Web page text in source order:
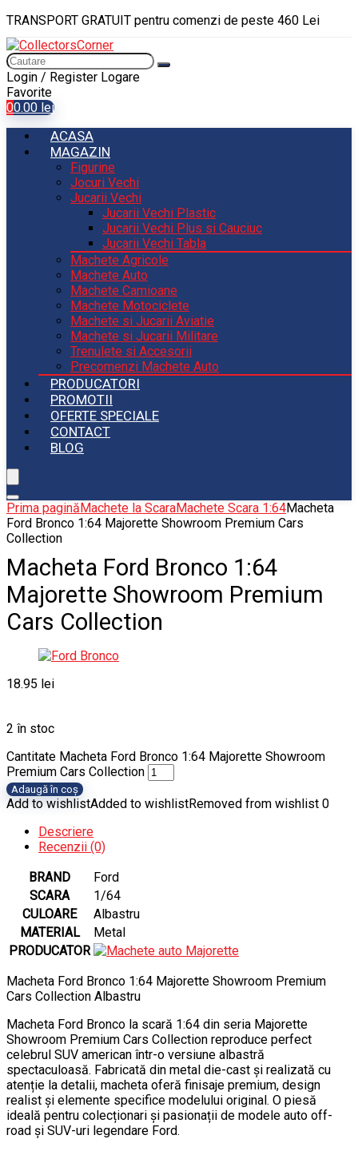
TRANSPORT GRATUIT pentru comenzi de peste 460 Lei
Login / Register Logare
Favorite
00.00 lei
ACASA
MAGAZIN
Figurine
Jocuri Vechi
Jucarii Vechi
Jucarii Vechi Plastic
Jucarii Vechi Plus si Cauciuc
Jucarii Vechi Tabla
Machete Agricole
Machete Auto
Machete Camioane
Machete Motociclete
Machete si Jucarii Aviatie
Machete si Jucarii Militare
Trenulete si Accesorii
Precomenzi Machete Auto
PRODUCATORI
PROMOTII
OFERTE SPECIALE
CONTACT
BLOG
Prima paginăMachete la ScaraMachete Scara 1:64Macheta
Ford Bronco 1:64 Majorette Showroom Premium Cars
Collection
Macheta Ford Bronco 1:64
Majorette Showroom Premium
Cars Collection
18.95 lei
2 în stoc
Cantitate Macheta Ford Bronco 1:64 Majorette Showroom
Premium Cars Collection
Adaugă în coș
Add to wishlistAdded to wishlistRemoved from wishlist 0
Descriere
Recenzii (0)
BRAND
Ford
SCARA
1/64
CULOARE
Albastru
MATERIAL
Metal
PRODUCATOR
Macheta Ford Bronco 1:64 Majorette Showroom Premium
Cars Collection Albastru
Macheta Ford Bronco la scară 1:64 din seria Majorette
Showroom Premium Cars Collection reproduce perfect
celebrul SUV american într-o versiune albastră
spectaculoasă. Fabricată din metal die-cast și realizată cu
atenție la detalii, macheta oferă finisaje premium, design
realist și elemente specifice modelului original. O piesă
ideală pentru colecționari și pasionații de modele auto off-
road și SUV-uri legendare Ford.